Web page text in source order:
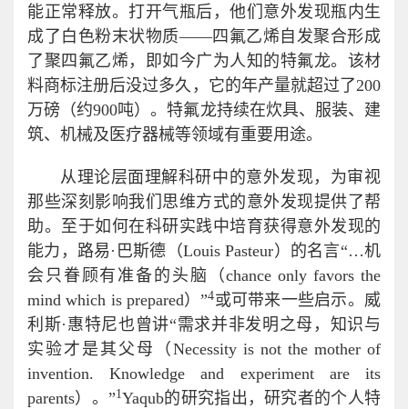
能正常释放。打开气瓶后，他们意外发现瓶内生
成了白色粉末状物质——四氟乙烯自发聚合形成
了聚四氟乙烯，即如今广为人知的特氟龙。该材
料商标注册后没过多久，它的年产量就超过了200
万磅（约900吨）。特氟龙持续在炊具、服装、建
筑、机械及医疗器械等领域有重要用途。
从理论层面理解科研中的意外发现，为审视
那些深刻影响我们思维方式的意外发现提供了帮
助。至于如何在科研实践中培育获得意外发现的
能力，路易·巴斯德（Louis Pasteur）的名言“…机
会只眷顾有准备的头脑（chance only favors the
mind which is prepared）”4或可带来一些启示。威
利斯·惠特尼也曾讲“需求并非发明之母，知识与
实验才是其父母（Necessity is not the mother of
invention. Knowledge and experiment are its
parents）。”1Yaqub的研究指出，研究者的个人特